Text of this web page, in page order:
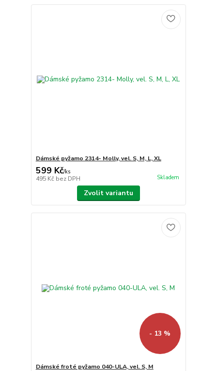
Dámské pyžamo 2314- Molly, vel. S, M, L, XL
599 Kč/ks
495 Kč bez DPH Skladem
Zvolit variantu
- 13 %
Dámské froté pyžamo 040-ULA, vel. S, M